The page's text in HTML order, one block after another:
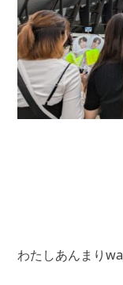
わたしあんまり